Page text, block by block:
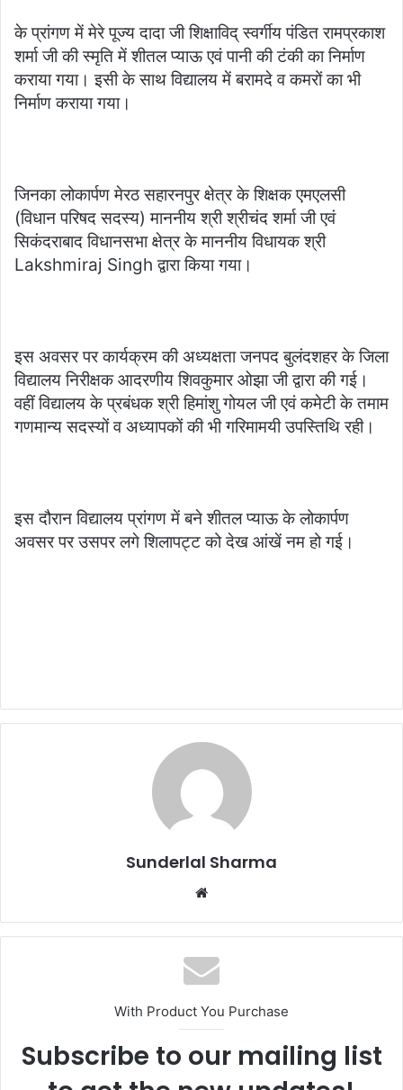
email
के प्रांगण में मेरे पूज्य दादा जी शिक्षाविद् स्वर्गीय पंडित रामप्रकाश
शर्मा जी की स्मृति में शीतल प्याऊ एवं पानी की टंकी का निर्माण
कराया गया। इसी के साथ विद्यालय में बरामदे व कमरों का भी
निर्माण कराया गया।
जिनका लोकार्पण मेरठ सहारनपुर क्षेत्र के शिक्षक एमएलसी
(विधान परिषद सदस्य) माननीय श्री श्रीचंद शर्मा जी एवं
सिकंदराबाद विधानसभा क्षेत्र के माननीय विधायक श्री
Lakshmiraj Singh द्वारा किया गया।
इस अवसर पर कार्यक्रम की अध्यक्षता जनपद बुलंदशहर के जिला
विद्यालय निरीक्षक आदरणीय शिवकुमार ओझा जी द्वारा की गई।
वहीं विद्यालय के प्रबंधक श्री हिमांशु गोयल जी एवं कमेटी के तमाम
गणमान्य सदस्यों व अध्यापकों की भी गरिमामयी उपस्तिथि रही।
इस दौरान विद्यालय प्रांगण में बने शीतल प्याऊ के लोकार्पण
अवसर पर उसपर लगे शिलापट्ट को देख आंखें नम हो गई।
Sunderlal Sharma
Website
With Product You Purchase
Subscribe to our mailing list